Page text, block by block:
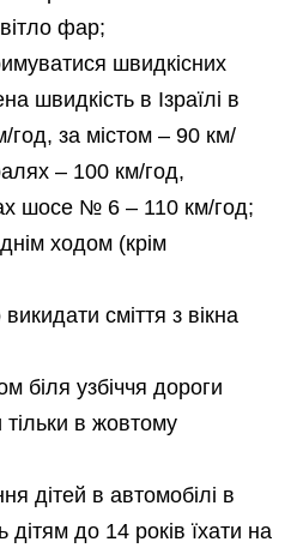
фар;
швидкісних
швидкість в Ізраїлі в
год, за містом – 90 км/
– 100 км/год,
шосе № 6 – 110 км/год;
ходом (крім
сміття з вікна
біля узбіччя дороги
в жовтому
дітей в автомобілі в
дітям до 14 років їхати на